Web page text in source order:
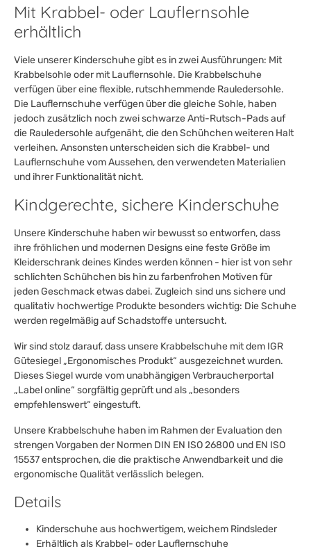
Mit Krabbel- oder Lauflernsohle
erhältlich
Viele unserer Kinderschuhe gibt es in zwei Ausführungen: Mit
Krabbelsohle oder mit Lauflernsohle. Die Krabbelschuhe
verfügen über eine flexible, rutschhemmende Rauledersohle.
Die Lauflernschuhe verfügen über die gleiche Sohle, haben
jedoch zusätzlich noch zwei schwarze Anti-Rutsch-Pads auf
die Rauledersohle aufgenäht, die den Schühchen weiteren Halt
verleihen. Ansonsten unterscheiden sich die Krabbel- und
Lauflernschuhe vom Aussehen, den verwendeten Materialien
und ihrer Funktionalität nicht.
Kindgerechte, sichere Kinderschuhe
Unsere Kinderschuhe haben wir bewusst so entworfen, dass
ihre fröhlichen und modernen Designs eine feste Größe im
Kleiderschrank deines Kindes werden können - hier ist von sehr
schlichten Schühchen bis hin zu farbenfrohen Motiven für
jeden Geschmack etwas dabei. Zugleich sind uns sichere und
qualitativ hochwertige Produkte besonders wichtig: Die Schuhe
werden regelmäßig auf Schadstoffe untersucht.
Wir sind stolz darauf, dass unsere Krabbelschuhe mit dem IGR
Gütesiegel „Ergonomisches Produkt“ ausgezeichnet wurden.
Dieses Siegel wurde vom unabhängigen Verbraucherportal
„Label online“ sorgfältig geprüft und als „besonders
empfehlenswert“ eingestuft.
Unsere Krabbelschuhe haben im Rahmen der Evaluation den
strengen Vorgaben der Normen DIN EN ISO 26800 und EN ISO
15537 entsprochen, die die praktische Anwendbarkeit und die
ergonomische Qualität verlässlich belegen.
Details
Kinderschuhe aus hochwertigem, weichem Rindsleder
Erhältlich als Krabbel- oder Lauflernschuhe